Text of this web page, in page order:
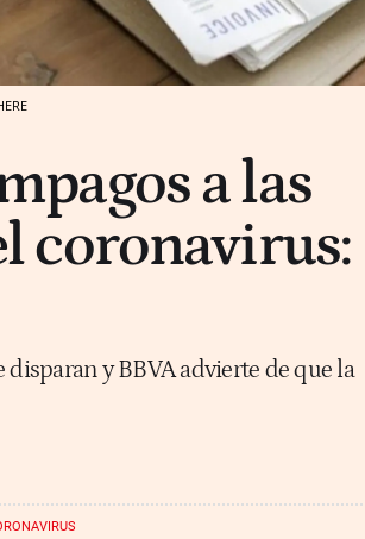
a las
coronavirus:
disparan y BBVA advierte de que la